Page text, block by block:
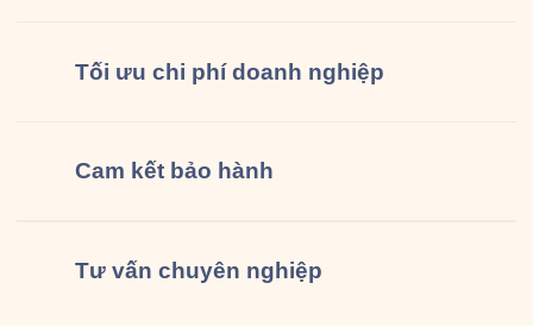
Tối ưu chi phí doanh nghiệp
Cam kết bảo hành
Tư vấn chuyên nghiệp